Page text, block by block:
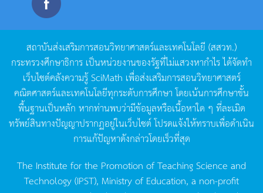
สถาบันส่งเสริมการสอนวิทยาศาสตร์และเทคโนโลยี (สสวท.)
กระทรวงศึกษาธิการ เป็นหน่วยงานของรัฐที่ไม่แสวงหากำไรได้จัดทำ
เว็บไซต์คลังความรู้SciMath เพื่อส่งเสริมการสอนวิทยาศาสตร์
คณิตศาสตร์และเทคโนโลยีทุกระดับการศึกษา โดยเน้นการศึกษาขั้น
พื้นฐานเป็นหลัก หากท่านพบว่ามีข้อมูลหรือเนื้อหาใด ๆ ที่ละเมิด
ทรัพย์สินทางปัญญาปรากฏอยู่ในเว็บไซต์โปรดแจ้งให้ทราบเพื่อดำเนิน
การแก้ปัญหาดังกล่าวโดยเร็วที่สุด
The Institute for the Promotion of Teaching Science and
Technology (IPST), Ministry of Education, a non-profit